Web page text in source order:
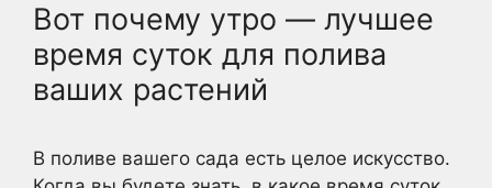
Вот почему утро — лучшее
время суток для полива
ваших растений
В поливе вашего сада есть целое искусство.